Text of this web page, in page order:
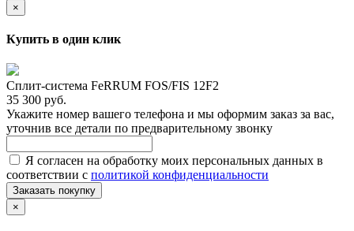
×
Купить в один клик
Сплит-система FeRRUM FOS/FIS 12F2
35 300 руб.
Укажите номер вашего телефона и мы оформим заказ за вас,
уточнив все детали по предварительному звонку
Я согласен на обработку моих персональных данных в
соответствии с политикой конфиденциальности
Заказать покупку
×